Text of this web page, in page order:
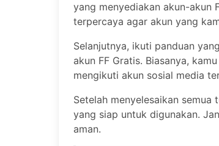
yang menyediakan akun-akun
terpercaya agar akun yang
Selanjutnya, ikuti panduan
akun FF Gratis. Biasanya,
mengikuti akun sosial media
Setelah menyelesaikan
yang siap untuk digunakan.
aman.